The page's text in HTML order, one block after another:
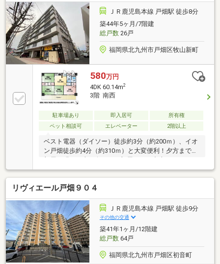
ＪＲ鹿児島本線 戸畑駅 徒歩8分
築44年5ヶ月/7階建
総戸数26戸
福岡県北九州市戸畑区牧山新町
580万円
4DK 60.14m2
3階 南西
駐車場あり 即入居可
所有権
ペット相談可
エレベーター 2階以上
ベスト電器（ダイソー）徒歩約3分（約200ｍ）、イオ
ン戸畑徒歩約4分（約310ｍ）と大変便利！夕方までお
なら周りにどのような人が住んでいるかも知ることが
できます。駐輪場があるので、バイクも自転車も置い
ておくことができます。
リヴィエール戸畑９０４
ＪＲ鹿児島本線 戸畑駅 徒歩9分
その他の交通
築41年1ヶ月/12階建
総戸数64戸
福岡県北九州市戸畑区初音町